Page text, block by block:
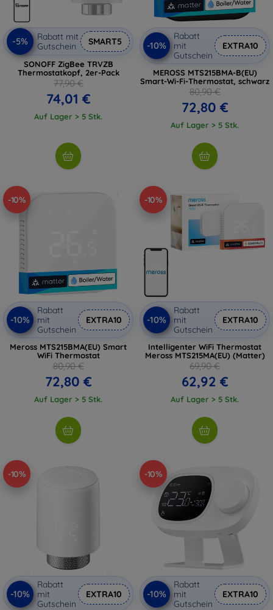
-5%
Rabatt mit
Gutschein
SMART5
SONOFF ZigBee TRVZB
Thermostatkopf, 2er-Pack
77,90 €
74,01 €
Auf Lager > 5 Stk.
-10%
Rabatt
mit
Gutschein
EXTRA10
MEROSS MTS215BMA-B(EU)
Smart-Wi-Fi-Thermostat, schwarz
80,90 €
72,80 €
Auf Lager > 5 Stk.
-10%
-10%
Rabatt
mit
Gutschein
EXTRA10
Meross MTS215BMA(EU) Smart
WiFi Thermostat
80,90 €
72,80 €
Auf Lager > 5 Stk.
-10%
-10%
Rabatt
mit
Gutschein
EXTRA10
Intelligenter WiFi Thermostat
Meross MTS215MA(EU) (Matter)
69,90 €
62,92 €
Auf Lager > 5 Stk.
-10%
-10%
Rabatt
mit
Gutschein
EXTRA10
-10%
-10%
Rabatt
mit
Gutschein
EXTRA10